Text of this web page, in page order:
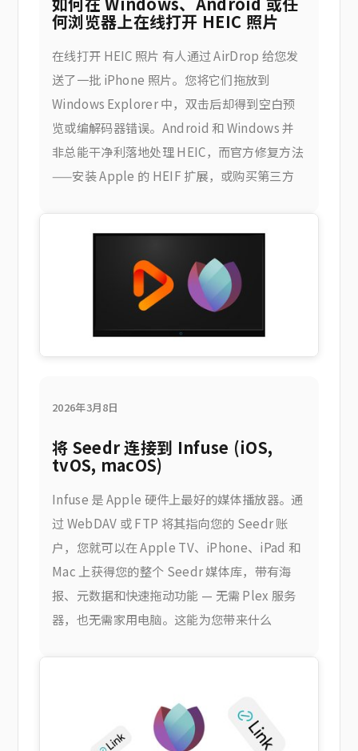
何浏览器上在线打开 HEIC 照片
在线打开 HEIC 照片 有人通过 AirDrop 给您发
送了一批 iPhone 照片。您将它们拖放到
Windows Explorer 中，双击后却得到空白预
览或编解码器错误。Android 和 Windows 并
非总能干净利落地处理 HEIC，而官方修复方法
——安装 Apple 的 HEIF 扩展，或购买第三方
2026年3月8日
将 Seedr 连接到 Infuse (iOS,
tvOS, macOS)
Infuse 是 Apple 硬件上最好的媒体播放器。通
过 WebDAV 或 FTP 将其指向您的 Seedr 账
户，您就可以在 Apple TV、iPhone、iPad 和
Mac 上获得您的整个 Seedr 媒体库，带有海
报、元数据和快速拖动功能 — 无需 Plex 服务
器，也无需家用电脑。这能为您带来什么